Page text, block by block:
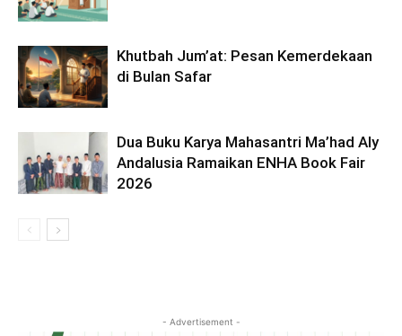
Khutbah Jum’at: Pesan Kemerdekaan
di Bulan Safar
Dua Buku Karya Mahasantri Ma’had Aly
Andalusia Ramaikan ENHA Book Fair
2026
- Advertisement -